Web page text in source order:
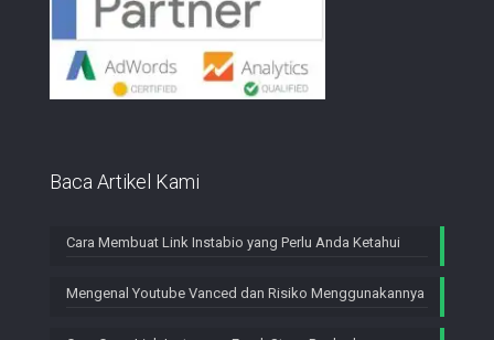
Baca Artikel Kami
Cara Membuat Link Instabio yang Perlu Anda Ketahui
Mengenal Youtube Vanced dan Risiko Menggunakannya